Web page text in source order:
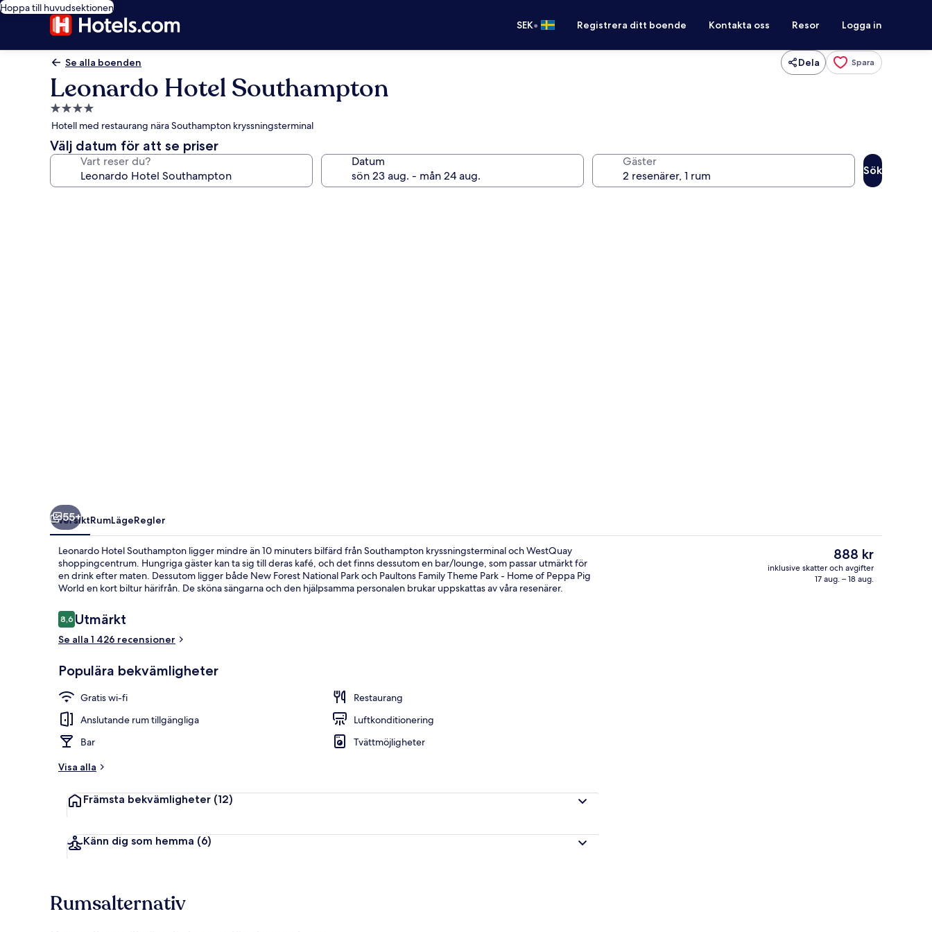
Hoppa till huvudsektionen
SEK• Registrera ditt boende Kontakta oss Resor Logga in
Se alla boenden Dela Spara
Leonardo Hotel Southampton
4.0-
stjärnigt
boende
Hotell med restaurang nära Southampton kryssningsterminal
Välj datum för att se priser
Vart reser du? Datum Gäster
Sök
Bar (på boendet)
55+
ÖversiktRumLägeRegler
Leonardo Hotel Southampton ligger mindre än 10 minuters bilfärd från Southampton kryssningsterminal och WestQuay
shoppingcentrum. Hungriga gäster kan ta sig till deras kafé, och det finns dessutom en bar/lounge, som passar utmärkt för
en drink efter maten. Dessutom ligger både New Forest National Park och Paultons Family Theme Park - Home of Peppa Pig
World en kort biltur härifrån. De sköna sängarna och den hjälpsamma personalen brukar uppskattas av våra resenärer.
Recensioner
8,68,6 av 10,
Utmärkt
Se alla 1 426 recensioner
Populära bekvämligheter
Gratis wi-fi
Restaurang
Anslutande rum tillgängliga
Luftkonditionering
Bar
Tvättmöjligheter
Visa alla
Främsta bekvämligheter (12)
Känn dig som hemma (6)
Det
nuvarande
priset
888 kr
inklusive skatter och avgifter
17 aug. – 18 aug.
Rumsalternativ